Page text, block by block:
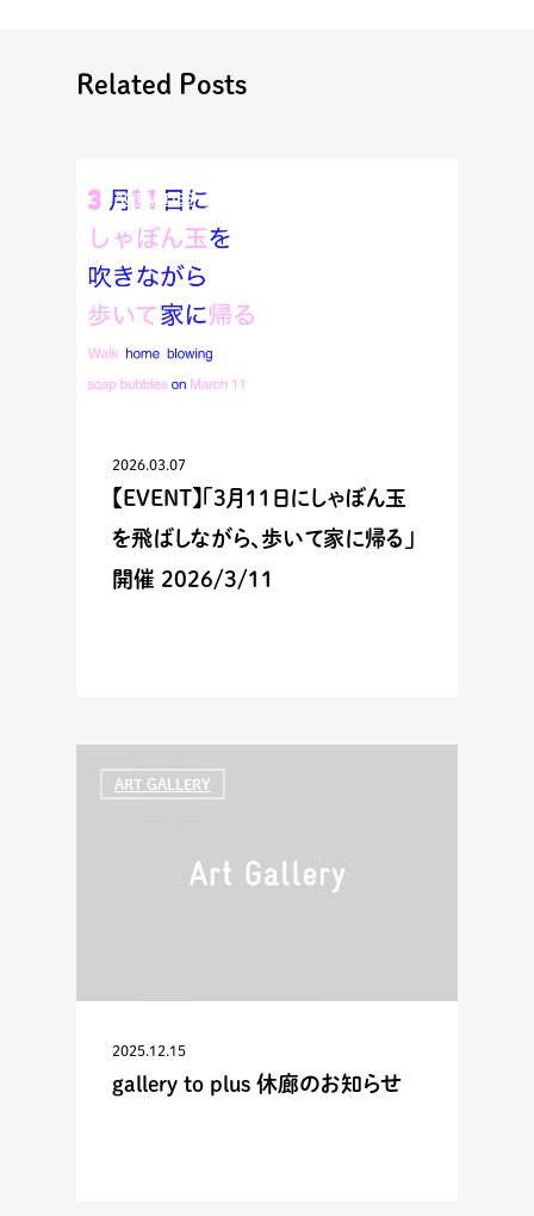
Related Posts
ACTIVITIES
2026.03.07
【EVENT】「3月11日にしゃぼん玉
を飛ばしながら、歩いて家に帰る」
開催 2026/3/11
ART GALLERY
2025.12.15
gallery to plus 休廊のお知らせ